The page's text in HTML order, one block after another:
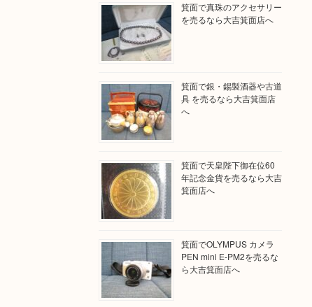
箕面で真珠のアクセサリー
を売るなら大吉箕面店へ
箕面で銀・錫製酒器や古道
具 を売るなら大吉箕面店
へ
箕面で天皇陛下御在位60
年記念金貨を売るなら大吉
箕面店へ
箕面でOLYMPUS カメラ
PEN mini E-PM2を売るな
ら大吉箕面店へ